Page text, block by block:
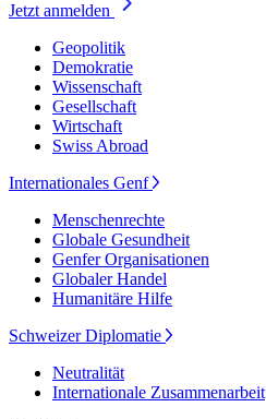
Jetzt anmelden
Geopolitik
Demokratie
Wissenschaft
Gesellschaft
Wirtschaft
Swiss Abroad
Internationales Genf
Menschenrechte
Globale Gesundheit
Genfer Organisationen
Globaler Handel
Humanitäre Hilfe
Schweizer Diplomatie
Neutralität
Internationale Zusammenarbeit